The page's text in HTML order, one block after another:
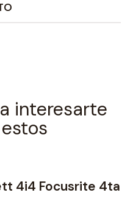
interesarte
4i4 Focusrite 4ta